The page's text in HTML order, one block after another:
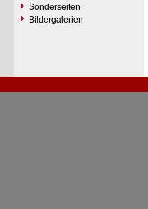
Sonderseiten
Bildergalerien